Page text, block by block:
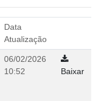
Data
Atualização
06/02/2026
10:52
Baixar